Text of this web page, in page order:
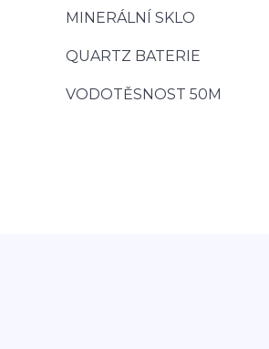
MINERÁLNÍ SKLO
QUARTZ BATERIE
VODOTĚSNOST 50M